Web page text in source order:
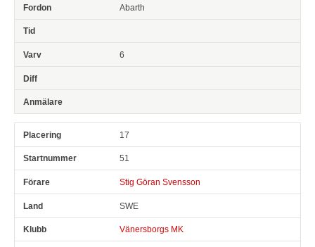
Abarth
6
17
51
Stig Göran Svensson
SWE
Vänersborgs MK